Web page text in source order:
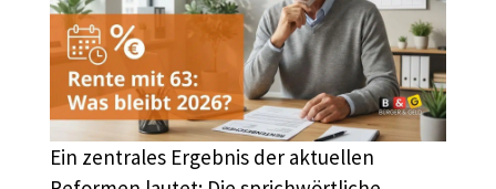
Ein zentrales Ergebnis der aktuellen